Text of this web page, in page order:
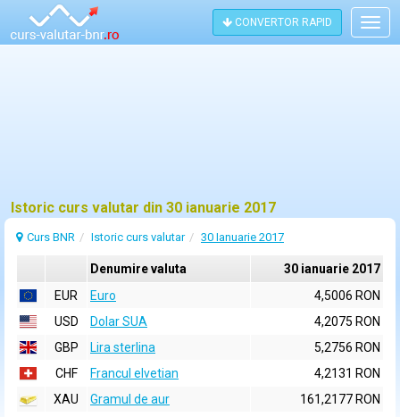
CONVERTOR RAPID
Istoric curs valutar din 30 ianuarie 2017
Curs BNR Istoric curs valutar 30 Ianuarie 2017
Denumire valuta
30 ianuarie 2017
EUR
Euro
4,5006 RON
USD
Dolar SUA
4,2075 RON
GBP
Lira sterlina
5,2756 RON
CHF
Francul elvetian
4,2131 RON
XAU
Gramul de aur
161,2177 RON